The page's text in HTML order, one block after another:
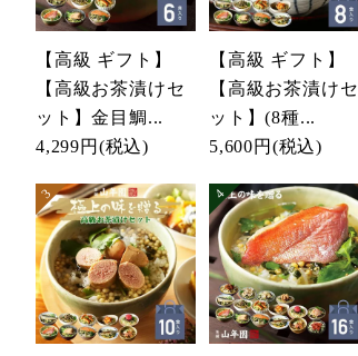
【高級 ギフト】
【高級お茶漬けセ
ット】金目鯛...
4,299円 (税込)
【高級 ギフト】
【高級お茶漬けセ
ット】(8種...
5,600円 (税込)